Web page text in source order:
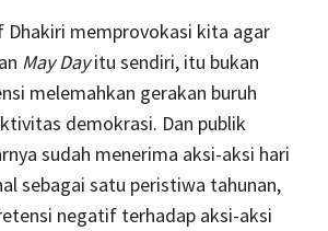
Dhakiri memprovokasi kita agar
May Dayitu sendiri, itu bukan
melemahkan gerakan buruh
demokrasi. Dan publik
sudah menerima aksi-aksi hari
sebagai satu peristiwa tahunan,
negatif terhadap aksi-aksi